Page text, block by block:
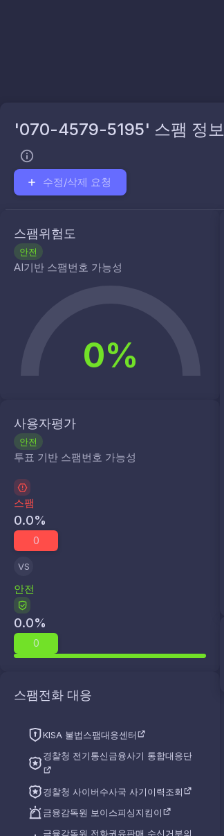
'070-4579-5195' 스팸 정보
수정/삭제 요청
스팸위험도
안전
AI기반 스팸번호 가능성
0%
사용자평가
안전
투표 기반 스팸번호 가능성
스팸
0.0%
0
VS
안전
0.0%
0
스팸전화 대응
KISA 불법스팸대응센터
경찰청 전기통신금융사기 통합대응단
경찰청 사이버수사국 사기이력조회
금융감독원 보이스피싱지킴이
금융감독원 전화권유판매 수신거부의